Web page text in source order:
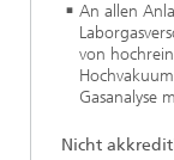
An allen
von
Gasanalyse
Nicht